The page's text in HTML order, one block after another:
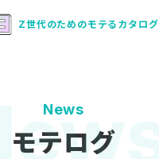
Z世代のためのモテるカタログ
News
モテログ